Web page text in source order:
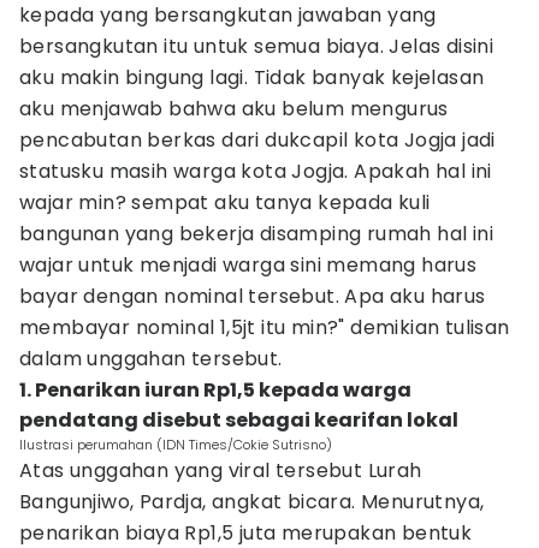
kepada yang bersangkutan jawaban yang
bersangkutan itu untuk semua biaya. Jelas disini
aku makin bingung lagi. Tidak banyak kejelasan
aku menjawab bahwa aku belum mengurus
pencabutan berkas dari dukcapil kota Jogja jadi
statusku masih warga kota Jogja. Apakah hal ini
wajar min? sempat aku tanya kepada kuli
bangunan yang bekerja disamping rumah hal ini
wajar untuk menjadi warga sini memang harus
bayar dengan nominal tersebut. Apa aku harus
membayar nominal 1,5jt itu min?" demikian tulisan
dalam unggahan tersebut.
1. Penarikan iuran Rp1,5 kepada warga
pendatang disebut sebagai kearifan lokal
Ilustrasi perumahan (IDN Times/Cokie Sutrisno)
Atas unggahan yang viral tersebut Lurah
Bangunjiwo, Pardja, angkat bicara. Menurutnya,
penarikan biaya Rp1,5 juta merupakan bentuk